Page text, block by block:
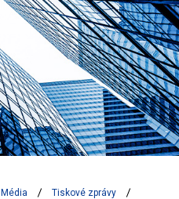
Média
Tiskové zprávy